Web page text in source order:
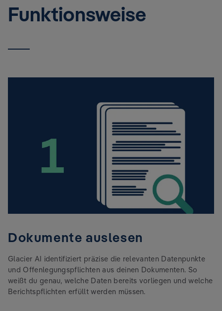
Funktionsweise
Dokumente auslesen
Glacier AI identifiziert präzise die relevanten Datenpunkte
und Offenlegungspflichten aus deinen Dokumenten. So
weißt du genau, welche Daten bereits vorliegen und welche
Berichtspflichten erfüllt werden müssen.